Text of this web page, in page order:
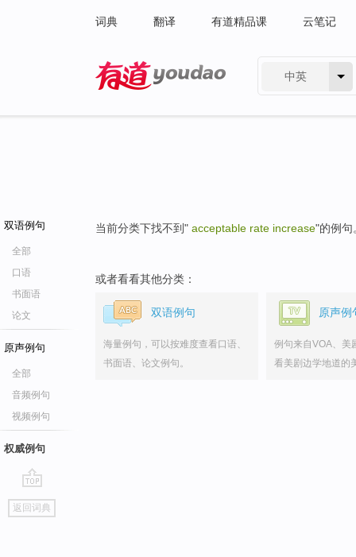
词典 翻译 有道精品课 云笔记
中英
双语例句
全部
口语
书面语
论文
原声例句
全部
音频例句
视频例句
权威例句
go
top
返回词典
当前分类下找不到" acceptable rate increase"的例句
或者看看其他分类：
双语例句
海量例句，可以按难度查看口语、
书面语、论文例句。
原声例
例句来自VOA、美
看美剧边学地道的